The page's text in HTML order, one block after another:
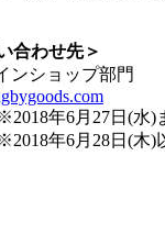
合わせ先＞
ンショップ部門
年6月27日(水)
年6月28日(木)